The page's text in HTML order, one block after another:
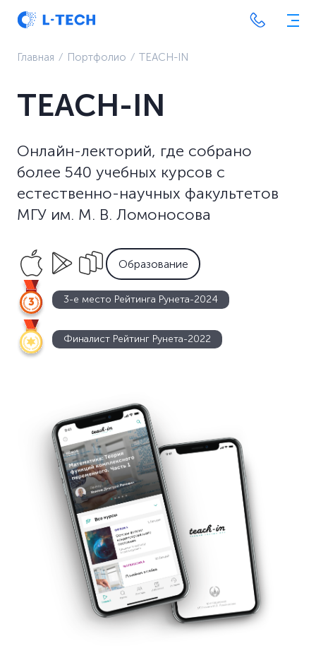
Главная ⁄ Портфолио ⁄ TEACH-IN
TEACH-IN
Онлайн-лекторий, где собрано
более 540 учебных курсов с
естественно-научных факультетов
МГУ им. М. В. Ломоносова
Образование
3-е место Рейтинга Рунета-2024
Финалист Рейтинг Рунета-2022